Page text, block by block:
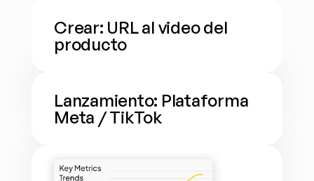
Crear: URL al video del
producto
Lanzamiento: Plataforma
Meta / TikTok